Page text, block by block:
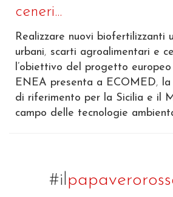
ceneri...
Realizzare nuovi biofertilizzanti
urbani, scarti agroalimentari e
l’obiettivo del progetto
ENEA presenta a ECOMED,
di riferimento per la Sicilia e il
campo delle tecnologie
#il